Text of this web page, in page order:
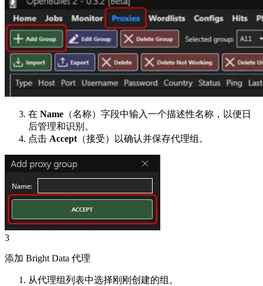
在 Name （名称）字段中输入一个描述性名称，以便日
后管理和识别。
点击 Accept （接受）以确认并保存代理组。
3
添加 Bright Data 代理
从代理组列表中选择刚刚创建的组。